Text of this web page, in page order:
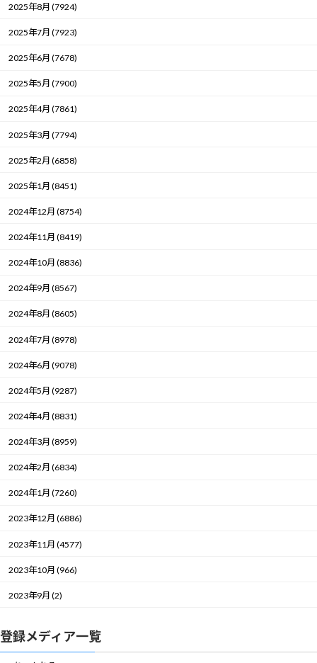
2025年8月 (7924)
2025年7月 (7923)
2025年6月 (7678)
2025年5月 (7900)
2025年4月 (7861)
2025年3月 (7794)
2025年2月 (6858)
2025年1月 (8451)
2024年12月 (8754)
2024年11月 (8419)
2024年10月 (8836)
2024年9月 (8567)
2024年8月 (8605)
2024年7月 (8978)
2024年6月 (9078)
2024年5月 (9287)
2024年4月 (8831)
2024年3月 (8959)
2024年2月 (6834)
2024年1月 (7260)
2023年12月 (6886)
2023年11月 (4577)
2023年10月 (966)
2023年9月 (2)
登録メディア一覧